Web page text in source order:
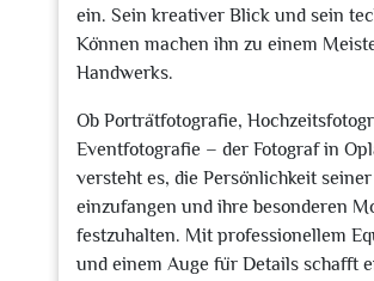
ein. Sein kreativer Blick und sein
Können machen ihn zu einem
Handwerks.
Ob Porträtfotografie,
Eventfotografie – der Fotograf in
versteht es, die Persönlichkeit
einzufangen und ihre besonderen
festzuhalten. Mit professionellem
und einem Auge für Details schafft